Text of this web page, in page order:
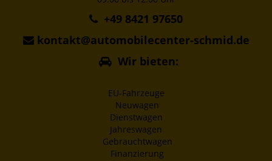
+49 8421 97650
kontakt@automobilecenter-schmid.de
Wir bieten:
EU-Fahrzeuge
Neuwagen
Dienstwagen
Jahreswagen
Gebrauchtwagen
Finanzierung